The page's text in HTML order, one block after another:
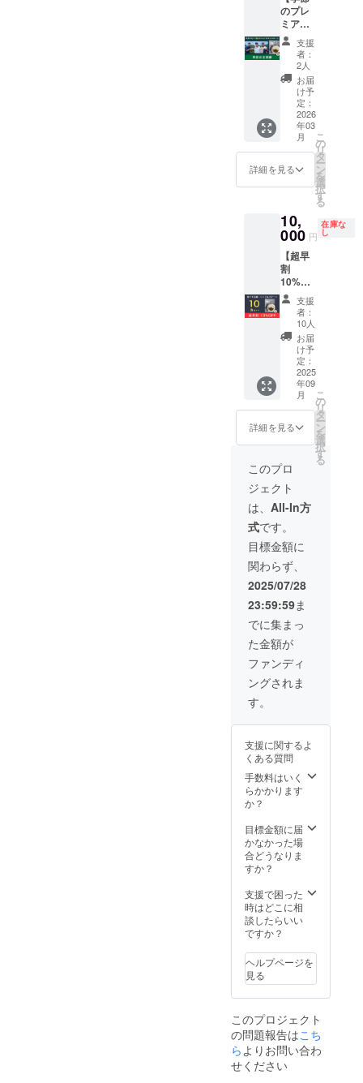
チーム
よりお
礼の
メッ
セージ
・送料
（クー
ル便、
常温
便）
m、数
量：1
個） ・
タオル
巾着
（カ
ラー：
オリー
ブ、
ベー
ジュ、
ビー、
ブラッ
くださ
い、商
品サイ
ズ：直
径
170mm
×230m
m、数
量：1
個） ・
まな板
ヘッド
（商品
サイ
ズ：外
155mm
、内径
137mm
、厚み
約
32mm
、数
量：1
個） ・
ステン
レスプ
レート
M（商
品サイ
ズ：直
径
190mm
×20mm
、数
量：１
スプー
ン（商
品サイ
ズ：幅
約
4cm、
、高さ
約
1.8cm
本） ・
チタン
フォー
ク（商
品サイ
ズ：幅
2.3cm
、長さ
約
17.8cm
、高さ
約
1.5cm
量：1
個） ・
シェラ
どんぶ
り２
ジュニ
ア（カ
ラー：
シル
バーor
オリー
ブグ
リー
径
130mm
m、数
量：1
個） ・
タオル
巾着
（カ
ラー：
オリー
ブ、
ベー
ジュ、
ネイ
ブラッ
クから
くださ
品サイ
ズ：直
170mm
×230m
m、数
量：1
個） ・
まな板
ヘッド
（商品
サイ
ズ：外
径約
155mm
、内径
、厚み
約
32mm
、数
量：1
個） ・
レート
M（商
品サイ
190mm
×20mm
、数
量：１
チタン
ン（商
品サイ
ズ：幅
約
4cm、
長さ 約
17.8cm
200g）
×４食
セット
・高級
酒蒸し
アワビ×
１袋
（10枚
入り）
・鹿
ソー
セージ×
４本 ・
・イカ
メンチ×
２パッ
ク（８
個） ＜
ソトレ
シピプ
ロダク
ツ：カ
レーア
イテム
＞ ・
シェラ
どんぶ
り２レ
ギュ
ラー
めしロ
別注モ
デル】
ラー：
シル
バーor
オリー
ブグ
ン、商
品サイ
ズ：直
径
148mm
×H74m
m、数
シェラ
どんぶ
り２
ジュニ
ア（カ
ラー：
オリー
ブグ
リー
ズ：直
径
130mm
×H64m
量：1
個） ・
タオル
巾着
ラー：
オリー
ブ、
ベー
のプレ
ミアム
定期
便】 ・
伊豆の
極めし
２〜桜
葉と南
伊豆野
菜の潮
かつお
カ
レー〜
（1食約
200g）
３回 ・
伊豆３
町の観
光協会
から季
節の旬
な食材
を秋・
冬・春
の３回
に分け
て発送
（下記
を予定
してい
ます）
①2025
極めし
２×２食
＋西伊
豆町・
海の幸
セット
②2025
年冬：
伊豆の
極めし
２×２食
＋松崎
町・山
の幸
セット
③2026
年春：
伊豆の
＋南伊
南伊豆
野菜
セット
・特製
テッ
カー
（商品
8cm×8
cm、数
量：1
枚） ・
の極
CAMP
」優先
予約
ントの
参加費
は本リ
ターン
には含
支援
者：
2人
お届
け予
定：
2026
年03
月
詳細を見る
こ
の
リ
タ
ー
ン
を
選
択
す
る
10,
000 円
在庫な
し
【超早
割
10%OF
F】 ・
伊豆の
極めし
２〜桜
葉と南
伊豆野
菜の潮
かつお
レー〜
（1食約
200g）
×10食
セット
・特製
ソトレ
シピス
テッ
カー
（商品
サイ
ズ：
8cm×8
cm、数
量：1
枚） ・
「伊豆
の極め
し」
チーム
よりお
セージ
支援
者：
10人
お届
け予
定：
2025
年09
月
詳細を見る
こ
の
リ
タ
ー
ン
を
選
択
す
る
このプロ
ジェクト
は、 All-In方
式です。
目標金額に
関わらず、
2025/07/28
23:59:59ま
でに集まっ
た金額が
ファンディ
ングされま
す。
支援に関するよ
くある質問
手数料はいく
らかかります
か？
目標金額に届
かなかった場
合どうなりま
すか？
支援で困った
時はどこに相
談したらいい
ですか？
ヘルプページを
見る
このプロジェクト
の問題報告はこち
ら よりお問い合わ
せください